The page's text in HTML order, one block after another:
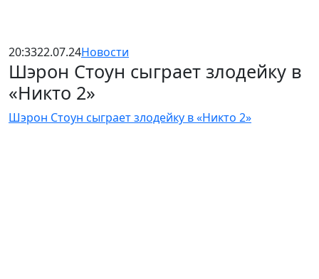
20:3322.07.24Новости
Шэрон Стоун сыграет злодейку в
«Никто 2»
Шэрон Стоун сыграет злодейку в «Никто 2»